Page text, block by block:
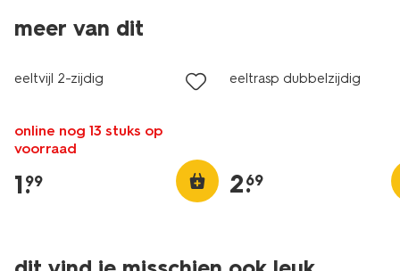
meer van dit
eeltvijl 2-zijdig
online nog 13 stuks op
voorraad
1.
99
eeltrasp dubbelzijdig
2.
69